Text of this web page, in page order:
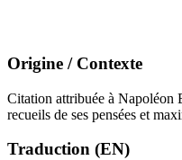
Origine / Contexte
Citation attribuée à Napoléon
recueils de ses pensées et
Traduction (EN)